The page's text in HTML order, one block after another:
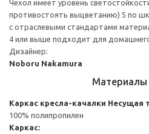
Чехол имеет уровень
противостоять выцветанию) 5 по
с отраслевыми стандартами
4 или выше подходит для домашнего
Дизайнер:
Noboru Nakamura
Материалы
Каркас кресла-качалки Несущая
100% полипропилен
Каркас: